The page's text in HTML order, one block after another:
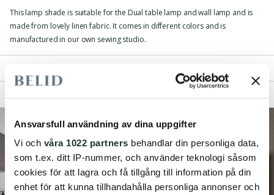
Ansvarsfull användning av dina uppgifter
Vi och våra 1022 partners behandlar din personliga data,
som t.ex. ditt IP-nummer, och använder teknologi såsom
cookies för att lagra och få tillgång till information på din
enhet för att kunna tillhandahålla personliga annonser och
This lamp shade is suitable for the Dual table lamp and wall lamp and is
made from lovely linen fabric. It comes in different colors and is
manufactured in our own sewing studio.